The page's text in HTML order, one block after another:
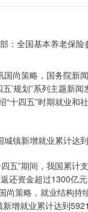
尚策略，国务院新闻
五’规划”系列主题新
“十四五”时期就业和
镇新增就业累计达
”期间，我国累计
还资金超过1300亿
尚策略，就业结构持
增就业累计达到